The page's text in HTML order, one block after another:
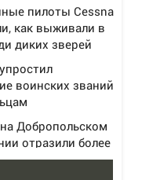
пилоты Cessna
как выживали в
диких зверей
воинских званий
Добропольском
отразили более